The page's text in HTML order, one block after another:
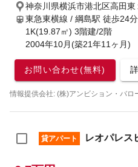
神奈川県横浜市港北区高田東
東急東横線 / 綱島駅 徒歩24分
1K(19.87㎡) 3階建/2階
2004年10月(築21年11ヶ月)
お問い合わせ(無料)
情報提供会社: (株)アンビション・バ
貸アパート レオパレ